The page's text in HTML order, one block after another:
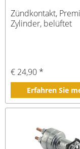
Zündkontakt,
Zylinder, belüftet
€ 24,90 *
Erfahren Sie